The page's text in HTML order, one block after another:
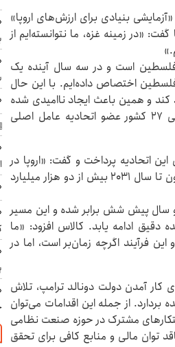
بنیادی برای ارزش‌های اروپا»
«در زمینه غزه، ما نتوانسته‌ایم از
فلسطین است و در سه سال آینده یک
اختصاص داده‌ایم. با این حال
کند و همین باعث ایجاد ناامیدی شده
است.» کالاس تصریح کرد که اختلاف دیدگاه‌های تاریخی و سیاسی ۲۷ کشور عضو اتحادیه عامل اصلی
اتحادیه پرداخت و گفت: «اروپا در
حال اجرای بزرگ‌ترین طرح دفاعی در تاریخ اخیر خود است. بین اکنون تا سال ۲۰۳۱ بیش از دو هزار میلیارد
دو سال پیش شش برابر شده و این مسیر
ادامه یابد. کالاس افزود: «ما
فرآیند اگرچه زمان‌بر است، اما در
کار آمدن دولت دونالد ترامپ، تلاش
از جمله این اقدامات می‌توان
مشترک در حوزه صنعت نظامی
توان مالی و منابع کافی برای تحقق